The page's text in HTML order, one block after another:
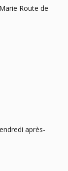
Route de
après-